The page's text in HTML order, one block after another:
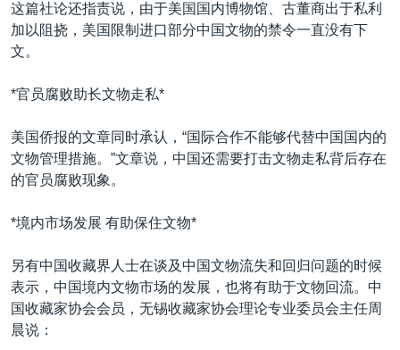
这篇社论还指责说，由于美国国内博物馆、古董商出于私利
加以阻挠，美国限制进口部分中国文物的禁令一直没有下
文。
*官员腐败助长文物走私*
美国侨报的文章同时承认，“国际合作不能够代替中国国内的
文物管理措施。”文章说，中国还需要打击文物走私背后存在
的官员腐败现象。
*境内市场发展 有助保住文物*
另有中国收藏界人士在谈及中国文物流失和回归问题的时候
表示，中国境内文物市场的发展，也将有助于文物回流。中
国收藏家协会会员，无锡收藏家协会理论专业委员会主任周
晨说：